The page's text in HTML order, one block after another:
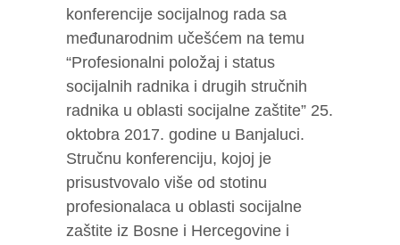
konferencije socijalnog rada sa
međunarodnim učešćem na temu
“Profesionalni položaj i status
socijalnih radnika i drugih stručnih
radnika u oblasti socijalne zaštite” 25.
oktobra 2017. godine u Banjaluci.
Stručnu konferenciju, kojoj je
prisustvovalo više od stotinu
profesionalaca u oblasti socijalne
zaštite iz Bosne i Hercegovine i